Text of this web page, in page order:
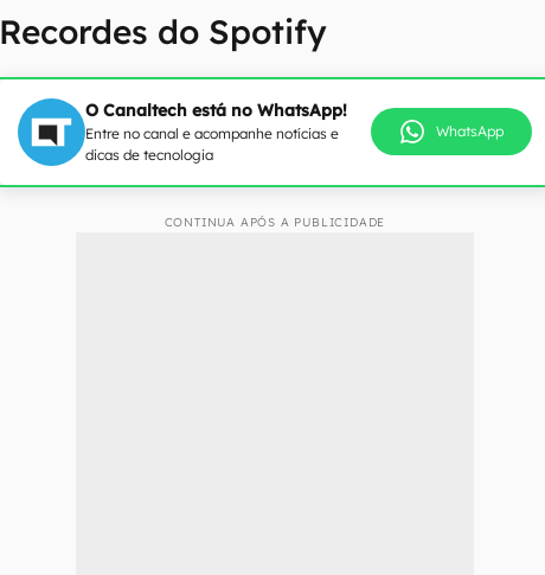
Recordes do Spotify
O Canaltech está no WhatsApp!
Entre no canal e acompanhe notícias e
dicas de tecnologia
WhatsApp
CONTINUA APÓS A PUBLICIDADE